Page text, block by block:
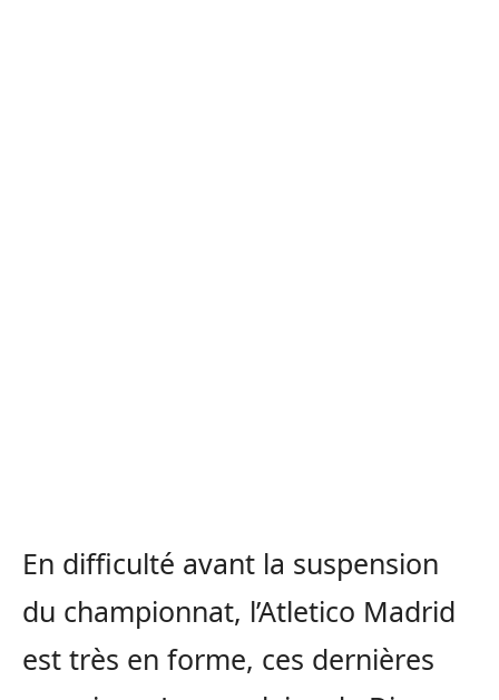
En difficulté avant la suspension
du championnat, l’Atletico Madrid
est très en forme, ces dernières